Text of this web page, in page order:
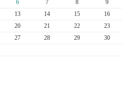
6 7 8
9
13 14 15
16
20 21 22
23
27 28 29
30